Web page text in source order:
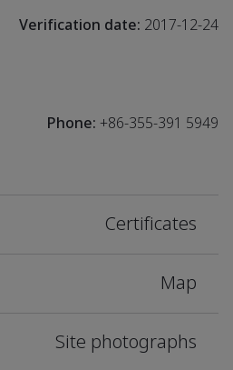
Verification date:2017-12-24
Phone:+86-355-391 5949
Certificates
Map
Site photographs